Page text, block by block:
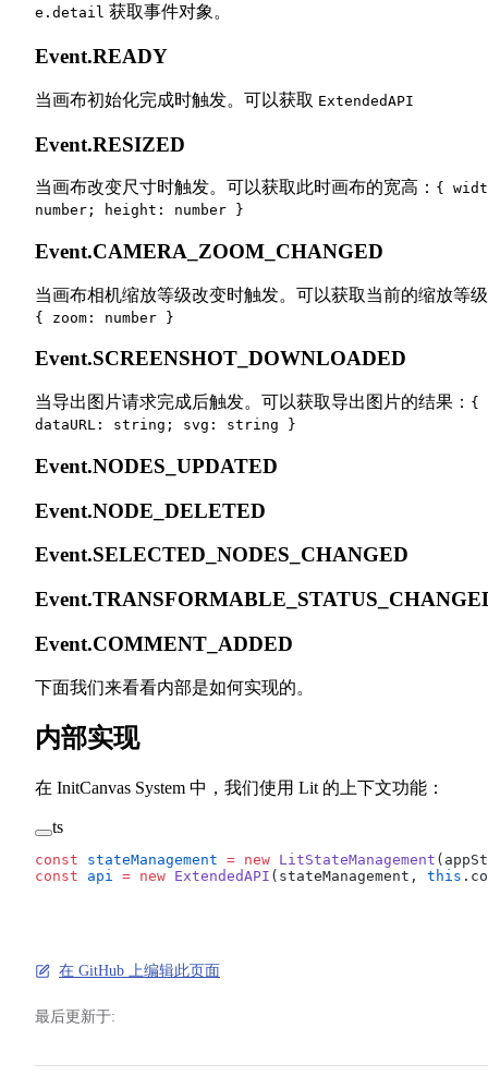
e.detail 获取事件对象。
Event.READY
当画布初始化完成时触发。可以获取 ExtendedAPI
Event.RESIZED
当画布改变尺寸时触发。可以获取此时画布的宽高： {
number; height: number }
Event.CAMERA_ZOOM_CHANGED
当画布相机缩放等级改变时触发。可以获取当前的缩放等
{ zoom: number }
Event.SCREENSHOT_DOWNLOADED
当导出图片请求完成后触发。可以获取导出图片的结果： {
dataURL: string; svg: string }
Event.NODES_UPDATED
Event.NODE_DELETED
Event.SELECTED_NODES_CHANGED
Event.COMMENT_ADDED
下面我们来看看内部是如何实现的。
内部实现
在 InitCanvas System 中，我们使用 Lit 的上下文功能：
ts
const stateManagement = new LitStateManagement
const api = new ExtendedAPI (stateManagement, this
在 GitHub 上编辑此页面
最后更新于: